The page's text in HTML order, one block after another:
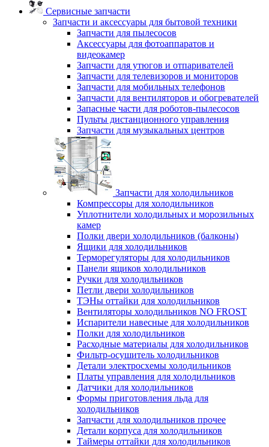
Сервисные запчасти
Запчасти и аксессуары для бытовой техники
Запчасти для пылесосов
Аксессуары для фотоаппаратов и
видеокамер
Запчасти для утюгов и отпаривателей
Запчасти для телевизоров и мониторов
Запчасти для мобильных телефонов
Запчасти для вентиляторов и обогревателей
Запасные части для роботов-пылесосов
Пульты дистанционного управления
Запчасти для музыкальных центров
Запчасти для холодильников
Компрессоры для холодильников
Уплотнители холодильных и морозильных
камер
Полки двери холодильников (балконы)
Ящики для холодильников
Терморегуляторы для холодильников
Панели ящиков холодильников
Ручки для холодильников
Петли двери холодильников
ТЭНы оттайки для холодильников
Вентиляторы холодильников NO FROST
Испарители навесные для холодильников
Полки для холодильников
Расходные материалы для холодильников
Фильтр-осушитель холодильников
Детали электросхемы холодильников
Платы управления для холодильников
Датчики для холодильников
Формы приготовления льда для
холодильников
Запчасти для холодильников прочее
Детали корпуса для холодильников
Таймеры оттайки для холодильников